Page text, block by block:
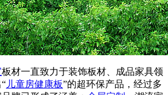
板材一直致力于装饰板材、成品家具领
儿童房健康板”的超环保产品，经过多